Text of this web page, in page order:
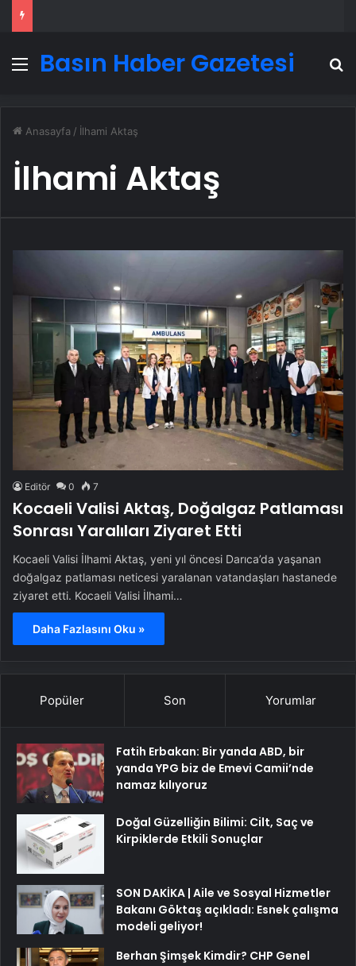
Menü
Basın Haber Gazetesi
Anasayfa / İlhami Aktaş
İlhami Aktaş
Editör 0 7
Kocaeli Valisi Aktaş, Doğalgaz Patlaması
Sonrası Yaralıları Ziyaret Etti
Kocaeli Valisi İlhami Aktaş, yeni yıl öncesi Darıca’da yaşanan
doğalgaz patlaması neticesi yaralanan vatandaşları hastanede
ziyaret etti. Kocaeli Valisi İlhami…
Daha Fazlasını Oku »
Popüler Son Yorumlar
Fatih Erbakan: Bir yanda ABD, bir
yanda YPG biz de Emevi Camii’nde
namaz kılıyoruz
Doğal Güzelliğin Bilimi: Cilt, Saç ve
Kirpiklerde Etkili Sonuçlar
SON DAKİKA | Aile ve Sosyal Hizmetler
Bakanı Göktaş açıkladı: Esnek çalışma
modeli geliyor!
Berhan Şimşek Kimdir? CHP Genel